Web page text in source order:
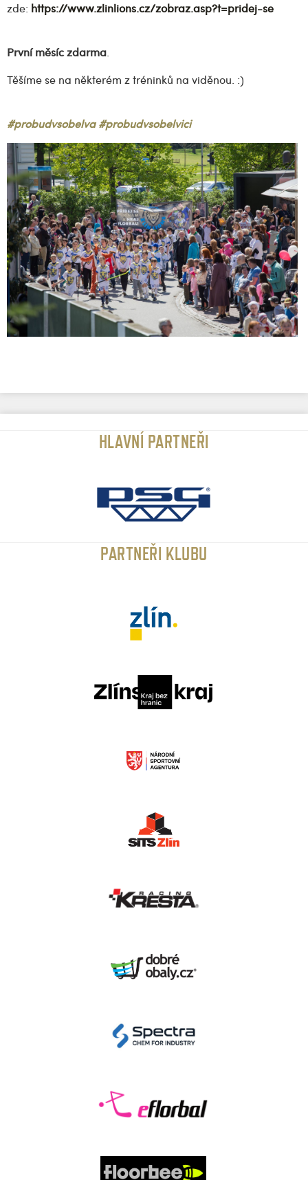
zde: https://www.zlinlions.cz/zobraz.asp?t=pridej-se
První měsíczdarma
Těšíme se na některém z tréninků na viděnou. :)
#probudvsobelva #probudvsobelvici
HLAVNÍ PARTNEŘI
PARTNEŘI KLUBU